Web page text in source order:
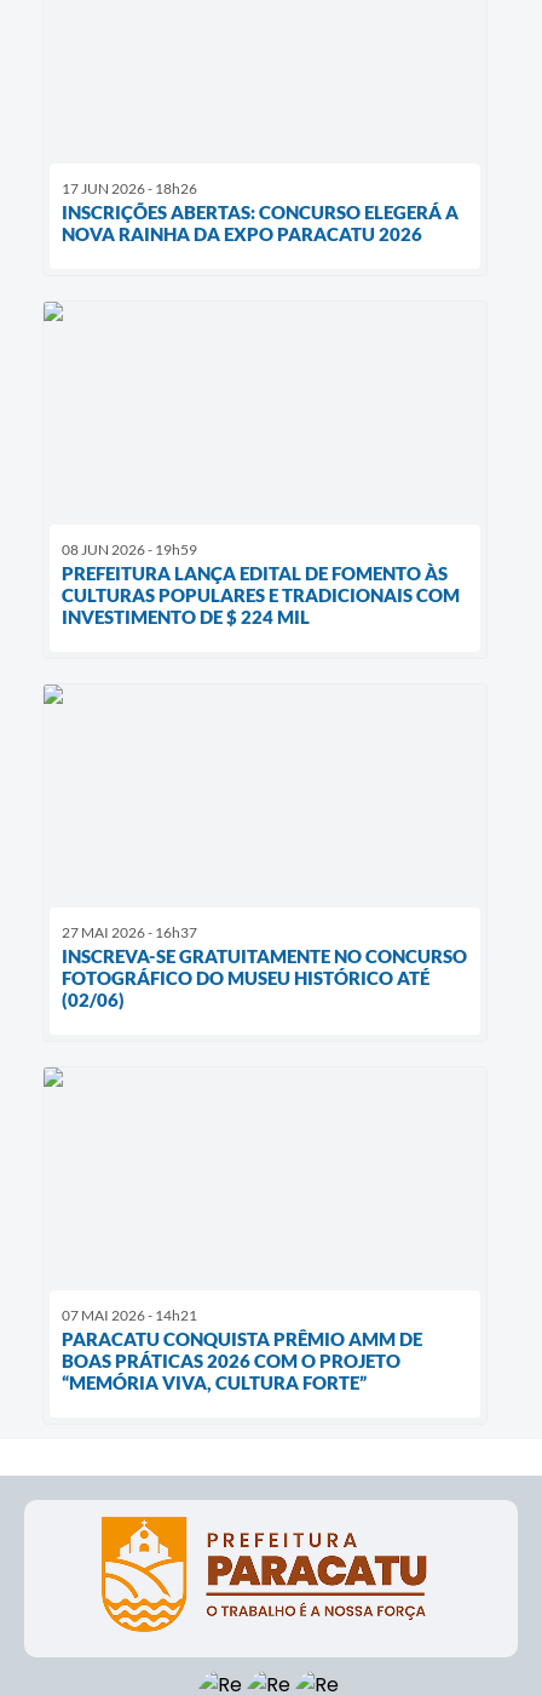
17 JUN 2026 - 18h26
INSCRIÇÕES ABERTAS: CONCURSO ELEGERÁ A
NOVA RAINHA DA EXPO PARACATU 2026
08 JUN 2026 - 19h59
PREFEITURA LANÇA EDITAL DE FOMENTO ÀS
CULTURAS POPULARES E TRADICIONAIS COM
INVESTIMENTO DE $ 224 MIL
27 MAI 2026 - 16h37
INSCREVA-SE GRATUITAMENTE NO CONCURSO
FOTOGRÁFICO DO MUSEU HISTÓRICO ATÉ
(02/06)
07 MAI 2026 - 14h21
PARACATU CONQUISTA PRÊMIO AMM DE
BOAS PRÁTICAS 2026 COM O PROJETO
“MEMÓRIA VIVA, CULTURA FORTE”